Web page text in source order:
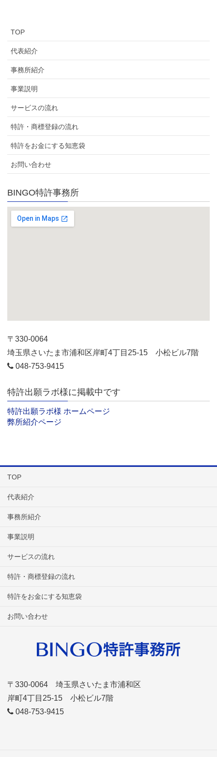
TOP
代表紹介
事務所紹介
事業説明
サービスの流れ
特許・商標登録の流れ
特許をお金にする知恵袋
お問い合わせ
BINGO特許事務所
〒330-0064
埼玉県さいたま市浦和区岸町4丁目25-15 小松ビル7階
048-753-9415
特許出願ラボ様に掲載中です
特許出願ラボ様 ホームページ
弊所紹介ページ
TOP
代表紹介
事務所紹介
事業説明
サービスの流れ
特許・商標登録の流れ
特許をお金にする知恵袋
お問い合わせ
〒330-0064 埼玉県さいたま市浦和区
岸町4丁目25-15 小松ビル7階
048-753-9415